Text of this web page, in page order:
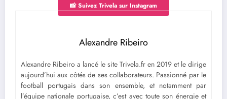
📸 Suivez Trivela sur Instagram
Alexandre Ribeiro
Alexandre Ribeiro a lancé le site Trivela.fr en 2019 et le dirige
aujourd’hui aux côtés de ses collaborateurs. Passionné par le
football portugais dans son ensemble, et notamment par
l’équipe nationale portugaise, c’est avec toute son énergie et